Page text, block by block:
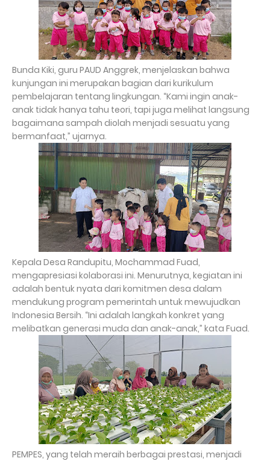
Bunda Kiki, guru PAUD Anggrek, menjelaskan bahwa
kunjungan ini merupakan bagian dari kurikulum
pembelajaran tentang lingkungan. “Kami ingin anak-
anak tidak hanya tahu teori, tapi juga melihat langsung
bagaimana sampah diolah menjadi sesuatu yang
bermanfaat,” ujarnya.
Kepala Desa Randupitu, Mochammad Fuad,
mengapresiasi kolaborasi ini. Menurutnya, kegiatan ini
adalah bentuk nyata dari komitmen desa dalam
mendukung program pemerintah untuk mewujudkan
Indonesia Bersih. “Ini adalah langkah konkret yang
melibatkan generasi muda dan anak-anak,” kata Fuad.
PEMPES, yang telah meraih berbagai prestasi, menjadi